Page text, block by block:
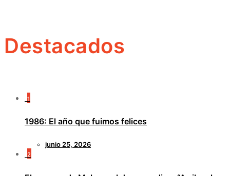
Destacados
1
1986: El año que fuimos felices
junio 25, 2026
2